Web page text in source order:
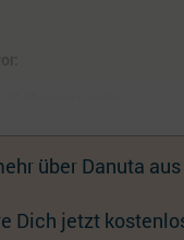
Keine; Ich kann mir mit dem
(weitere) Kinder vorstellen
Weißrussin
über Danuta
Dich jetzt